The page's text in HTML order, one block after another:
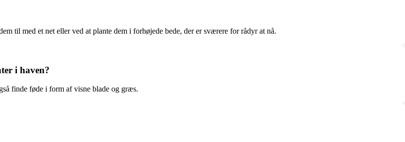
til med et net eller ved at plante dem i forhøjede bede, der er sværere for rådyr at nå.
i haven?
finde føde i form af visne blade og græs.